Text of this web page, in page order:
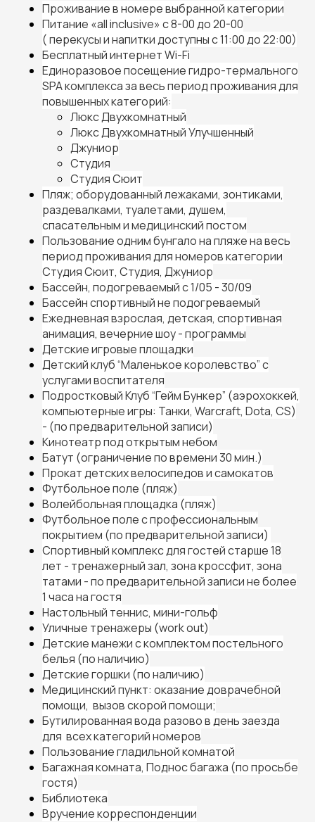
Проживание в номере выбранной категории
Питание «all inclusive» с 8-00 до 20-00
( перекусы и напитки доступны с 11:00 до 22:00)
Бесплатный интернет Wi-Fi
Единоразовое посещение гидро-термального
SPA комплекса за весь период проживания для
повышенных категорий:
Люкс Двухкомнатный
Люкс Двухкомнатный Улучшенный
Джуниор
Студия
Студия Сюит
Пляж; оборудованный лежаками, зонтиками,
раздевалками, туалетами, душем,
спасательным и медицинский постом
Пользование одним бунгало на пляже на весь
период проживания для номеров категории
Студия Сюит, Студия, Джуниор
Бассейн, подогреваемый c 1/05 - 30/09
Бассейн спортивный не подогреваемый
Ежедневная взрослая, детская, спортивная
анимация, вечерние шоу - программы
Детские игровые площадки
Детский клуб “Маленькое королевство” с
услугами воспитателя
Подростковый Клуб “Гейм Бункер” (аэрохоккей,
компьютерные игры: Танки, Warcraft, Dota, CS)
- (по предварительной записи)
Кинотеатр под открытым небом
Батут (ограничение по времени 30 мин.)
Прокат детских велосипедов и самокатов
Футбольное поле (пляж)
Волейбольная площадка (пляж)
Футбольное поле с профессиональным
покрытием (по предварительной записи)
Спортивный комплекс для гостей старше 18
лет - тренажерный зал, зона кроссфит, зона
татами - по предварительной записи не более
1 часа на гостя
Настольный теннис, мини-гольф
Уличные тренажеры (work out)
Детские манежи с комплектом постельного
белья (по наличию)
Детские горшки (по наличию)
Медицинский пункт: оказание доврачебной
помощи, вызов скорой помощи;
Бутилированная вода разово в день заезда
для всех категорий номеров
Пользование гладильной комнатой
Багажная комната, Поднос багажа (по просьбе
гостя)
Библиотека
Вручение корреспонденции